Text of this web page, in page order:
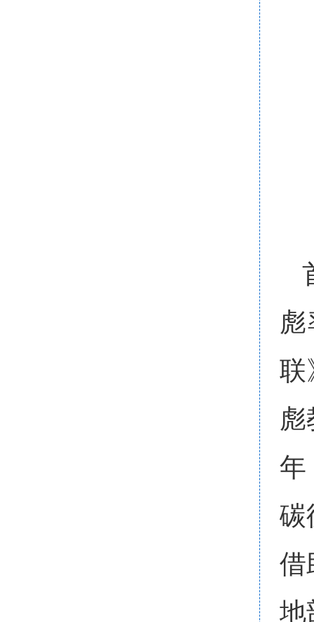
联
年
碳
借
地